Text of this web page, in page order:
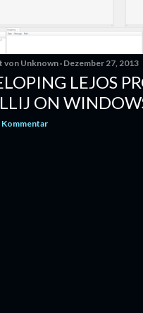
vonUnknown Dezember 27, 2013
LEJOS
ON
Kommentar